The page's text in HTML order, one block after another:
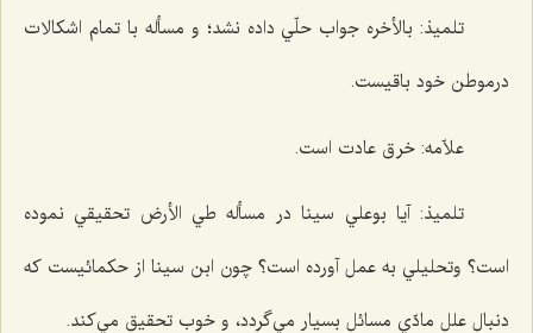
تلميذ: بالأخره جواب حلّي داده نشد؛ و مسأله با تمام اشكالات
درموطن خود باقيست.
علاّمه: خرق عادت است.
تلميذ: آيا بوعلي سينا در مسأله طي الأرض تحقيقي نموده
است؟ وتحليلي به عمل آورده است؟ چون ابن سينا از حكمائيست كه
دنبال علل مادّي مسائل بسيار مي‌گردد، و خوب تحقيق مي‌كند.